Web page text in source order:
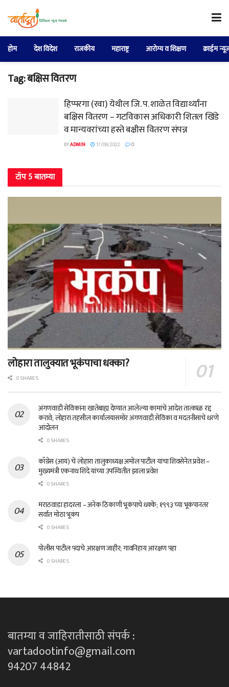
होम देश विदेश राजकीय महाराष्ट्र आरोग्य व शिक्षण क्राईम
Tag:बक्षिस वितरण
हिप्परगा (रवा) येथील जि. प. शाळेत विद्यार्थ्यांना
बक्षिस वितरण – गटविकास अधिकारी शितल खिंडे
व मान्यवरांच्या हस्ते बक्षीस वितरण संपन्न
BYADMIN 17/09/2022 0
टॉप 5 बातम्या
लोहारा तालुक्यात भूकंपाचा धक्का?
0 SHARES
अंगणवाडी सेविकांना खातेबाह्य देण्यात आलेल्या कामांचे आदेश तात्काळ रद्द
करावे; लोहारा तहसील कार्यालयासमोर अंगणवाडी सेविका व मदतनीसांचे धरणे
आंदोलन
0 SHARES
काँग्रेस (आय) चे लोहारा तालुकाध्यक्ष अमोल पाटील यांचा शिवसेनेत प्रवेश –
मुख्यमंत्री एकनाथ शिंदे यांच्या उपस्थितीत झाला प्रवेश
0 SHARES
मराठवाडा हादरला – अनेक ठिकाणी भूकंपाचे धक्के; १९९३ च्या भूकंपानंतर
सर्वात मोठा भूकंप
0 SHARES
पोलीस पाटील पदाचे आरक्षण जाहीर; गावनिहाय आरक्षण पहा
0 SHARES
बातम्या व जाहिरातीसाठी संपर्क :
vartadootinfo@gmail.com
94207 44842